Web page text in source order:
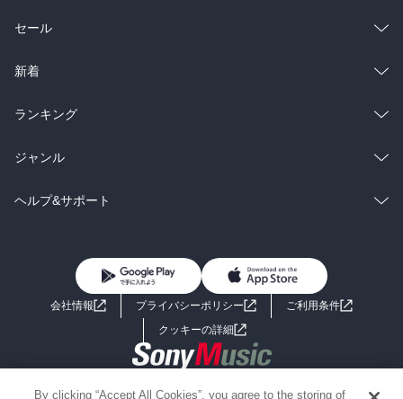
総合
ラノベ
雑誌・グラビア
BL・TL
セール
総合
ラノベ
雑誌・グラビア
BL・TL
新着
総合
ラノベ
雑誌・グラビア
ランキング
総合
ラノベ
ジャンル
コミック
ライトノベル 男子向けラノベ
小説
海外小説
ヘルプ&サポート
よくあるご質問 お問い合わせ
会社情報 プライバシーポリシー
ご利用条件
クッキーの詳細
Copyright 2017 - 2026 Sony Music Entertainment(Japan) Inc.
By clicking “Accept All Cookies”, you agree to the storing of